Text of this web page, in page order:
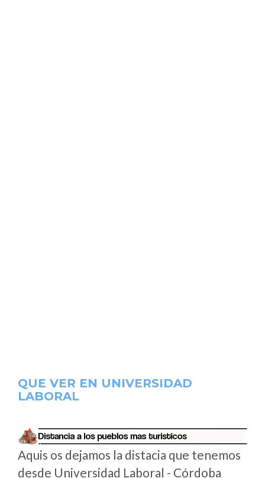
QUE VER EN UNIVERSIDAD
LABORAL
Aquis os dejamos la distacia que tenemos
desde Universidad Laboral - Córdoba